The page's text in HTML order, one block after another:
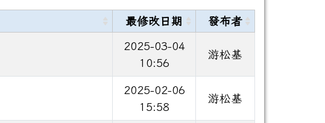
最修改日期 發布者
2025-03-04
10:56
游松基
2025-02-06
15:58
游松基